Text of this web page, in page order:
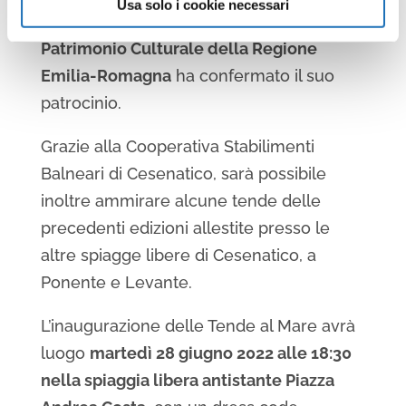
Usa solo i cookie necessari
beneficenza delle tende, e ilServizio
Patrimonio Culturale della Regione
Emilia-Romagnaha confermato il suo
patrocinio.
Grazie alla Cooperativa Stabilimenti
Balneari di Cesenatico, sarà possibile
inoltre ammirare alcune tende delle
precedenti edizioni allestite presso le
altre spiagge libere di Cesenatico, a
Ponente e Levante.
L’inaugurazione delle Tende al Mare avrà
luogo martedì 28 giugno 2022 alle 18:30
nella spiaggia libera antistante Piazza